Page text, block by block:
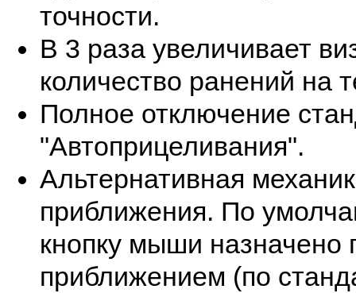
точности.
В 3 раза увеличивает
количество ранений на
Полное отключение
"Автоприцеливания".
Альтернативная
приближения. По
кнопку мыши назначено
приближением (по